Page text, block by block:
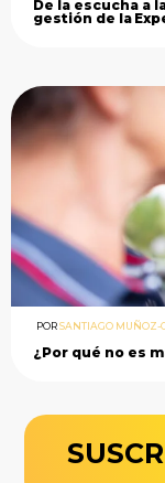
De la escucha a
gestión de la
PORSANTIAGO MUÑOZ-
¿Por qué no es